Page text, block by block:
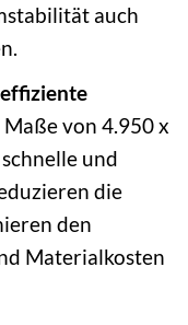
auch
von 4.950 x
und
die
den
Materialkosten